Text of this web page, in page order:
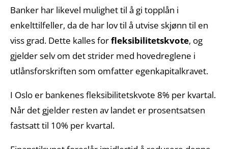
Banker har likevel mulighet til å gi topplån i
enkelttilfeller, da de har lov til å utvise skjønn til en
viss grad. Dette kalles forfleksibilitetskvote, og
gjelder selv om det strider med hovedreglene i
utlånsforskriften som omfatter egenkapitalkravet.
I Oslo er bankenes fleksibilitetskvote 8% per kvartal.
Når det gjelder resten av landet er prosentsatsen
fastsatt til 10% per kvartal.